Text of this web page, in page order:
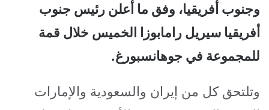
وجنوب أفريقيا، وفق ما أعلن رئيس جنوب
أفريقيا سيريل رامابوزا الخميس خلال قمة
للمجموعة في جوهانسبورغ.
وتلتحق كل من إيران والسعودية والإمارات